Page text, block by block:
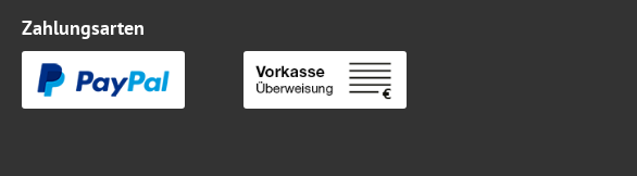
Zahlungsarten